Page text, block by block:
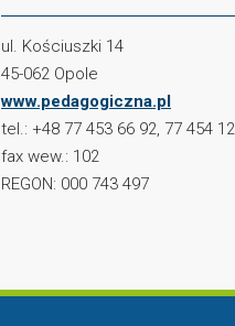
ul. Kościuszki 14
45-062 Opole
www.pedagogiczna.pl
tel.: +48 77 453 66 92, 77 454
fax wew.: 102
REGON: 000 743 497